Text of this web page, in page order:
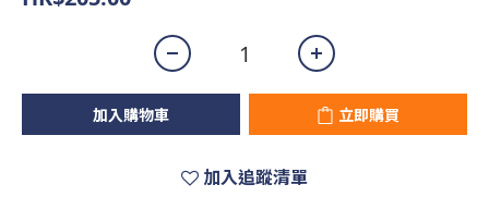
加入購物車 立即購買
加入追蹤清單